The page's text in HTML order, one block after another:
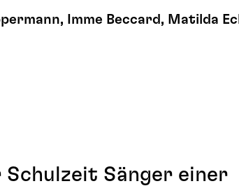
Imme Beccard, Matilda
Sänger einer